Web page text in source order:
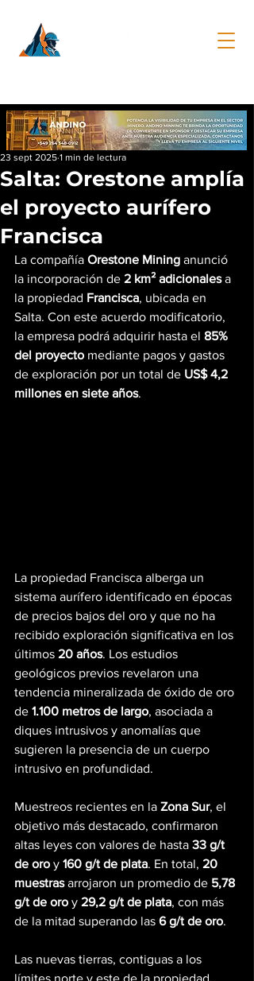
Salta: Orestone amplía
el proyecto aurífero
Francisca
23 sept 2025 1 min de lectura
La compañía Orestone Mining anunció
la incorporación de 2 km² adicionales a
la propiedad Francisca, ubicada en
Salta. Con este acuerdo modificatorio,
la empresa podrá adquirir hasta el 85%
del proyecto mediante pagos y gastos
de exploración por un total de US$ 4,2
millones en siete años.
La propiedad Francisca alberga un
sistema aurífero identificado en épocas
de precios bajos del oro y que no ha
recibido exploración significativa en los
últimos 20 años. Los estudios
geológicos previos revelaron una
tendencia mineralizada de óxido de oro
de 1.100 metros de largo, asociada a
diques intrusivos y anomalías que
sugieren la presencia de un cuerpo
intrusivo en profundidad.
Muestreos recientes en la Zona Sur, el
objetivo más destacado, confirmaron
altas leyes con valores de hasta 33 g/t
de oro y 160 g/t de plata. En total, 20
muestras arrojaron un promedio de 5,78
g/t de oro y 29,2 g/t de plata, con más
de la mitad superando las 6 g/t de oro.
Las nuevas tierras, contiguas a los
límites norte y este de la propiedad,